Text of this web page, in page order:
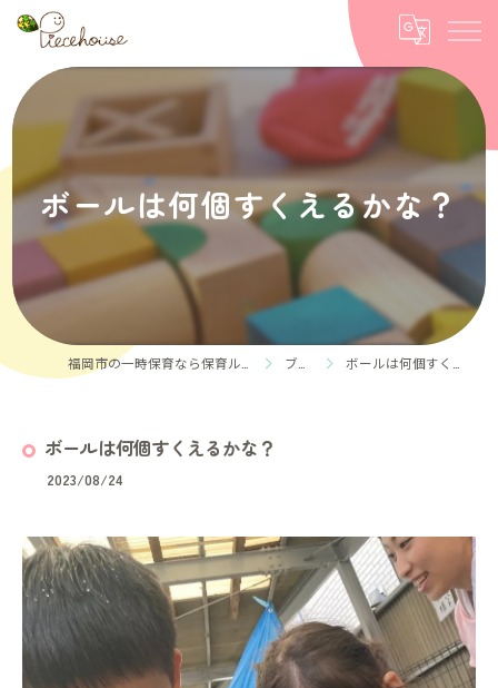
ボールは何個すくえるかな？
ブログ ボールは何個すくえるかな？
ボールは何個すくえるかな？
2023/08/24